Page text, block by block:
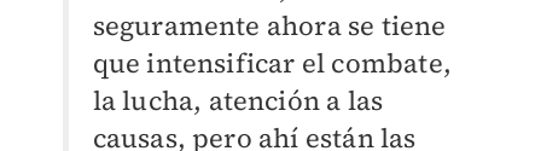
seguramente ahora se tiene
que intensificar el combate,
la lucha, atención a las
causas, pero ahí están las